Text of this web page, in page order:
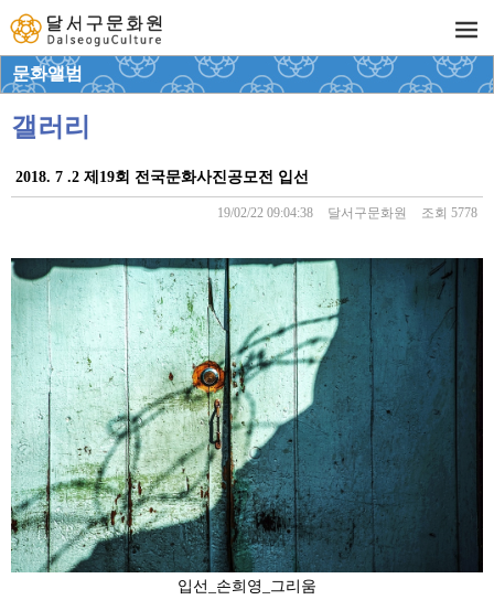
문화앨범
갤러리
2018. 7 .2 제19회 전국문화사진공모전 입선
19/02/22 09:04:38 달서구문화원 조회 5778
입선_손희영_그리움